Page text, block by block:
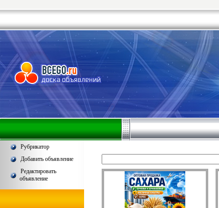
Рубрикатор
Добавить объявление
Редактировать
объявление